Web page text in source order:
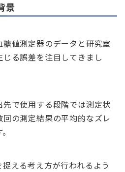
景
値測定器のデータと研究室
る誤差を注目してきまし
で使用する段階では測定状
の測定結果の平均的なズレ
える考え方が行われるよう